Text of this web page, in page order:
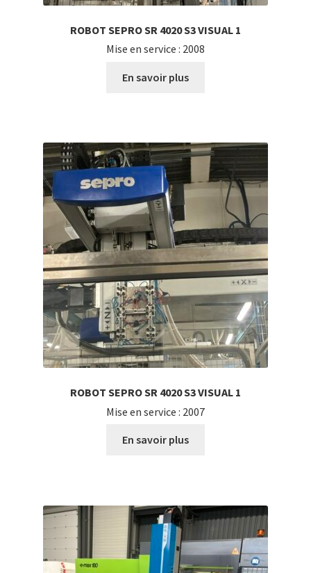
ROBOT SEPRO SR 4020 S3 VISUAL 1
Mise en service : 2008
En savoir plus
ROBOT SEPRO SR 4020 S3 VISUAL 1
Mise en service : 2007
En savoir plus